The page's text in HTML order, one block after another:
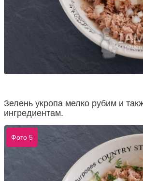
Зелень укропа мелко рубим и
ингредиентам.
Фото 5